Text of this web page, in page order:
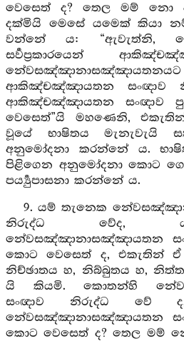
වෙසෙත් ද? තෙල මම්
දක්මියි මෙසේ යමෙක් කියා
වන්නේ ය: “ඇවැත්නි,
සර්‍වප්‍රකාරයෙන්
නේවසඤ්ඤානාසඤ්ඤායතනයට
ආකිඤ්චඤ්ඤායතන සංඥාව
ආකිඤ්චඤ්ඤායතන සංඥාව
වෙසෙත්”යි මහණෙනි,
වූයේ භාෂිතය මැනැවැයි
අනුමෝදනා කරන්නේ ය.
පිළිගෙන අනුමෝදනා කොට
පර්‍ය්‍යුපාසනා කරන්නේ ය.
9. යම් තැනෙක
නිරුද්ධ වේද,
නේවසඤ්ඤානාසඤ්ඤායතන
කොට වෙසෙත් ද, එකැතින්
නිච්ඡාතය හ, නිබ්බුතය හ,
යි කියමි. කොතන්හි
සංඥාව නිරුද්ධ වේ
නේවසඤ්ඤානාසඤ්ඤායතන
කොට වෙසෙත් ද? තෙල මම්